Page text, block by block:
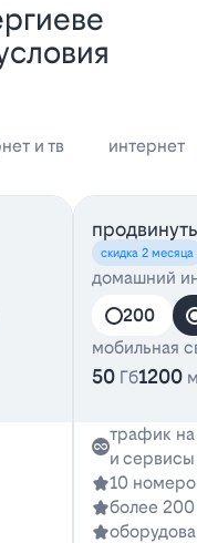
и тв интернет
скидка 2 месяца
домашний
200
мобильная
50 Гб1200
трафик
и сервисы
10
более 200